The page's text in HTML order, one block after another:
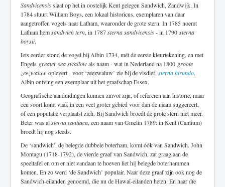
Sandvicensisslaat op het in oostelijk Kent gelegen Sandwich, Zandwijk. In
1784 stuurt William Boys, een lokaal historicus, exemplaren van daar
aangetroffen vogels naar Latham, waaronder de grote stern. In 1785 noemt
Latham hemsandwich tern, in 1787sterna sandvicensis- in 1790 sterna
boysii.
Iets eerder stond de vogel bij Albin 1734, mét de eerste kleurtekening, en met
Engels greater sea swallowals naam - wat in Nederland na 1800 groote
zeezwaluw oplevert - voor ‘zeezwaluw’ zie bij de visdief, sterna hirundo.
Albin ontving een exemplaar uit het graafschap Essex.
Geografische aanduidingen kunnen zinvol zijn, of refereren aan historie, maar
een soort komt vaak in een veel groter gebied voor dan de naam suggereert,
of een populatie verplaatst zich. Bij Sandwich broedt de grote stern niet meer.
Beter was alsterna cantiaca, een naam van Gmelin 1789: in Kent (Cantium)
broedt hij nog steeds.
De ‘sandwich’, de belegde dubbele boterham, komt óók van Sandwich. John
Montagu (1718-1792), de vierde graaf van Sandwich, zat graag aan de
speeltafel en om er niet vandaan te hoeven liet hij belegde boterhammen
komen. En zo werd ‘de Sandwich’ populair. Naar deze graaf zijn ook nog de
Sandwich-eilanden genoemd, die nu de Hawaï-eilanden heten. En naar díe